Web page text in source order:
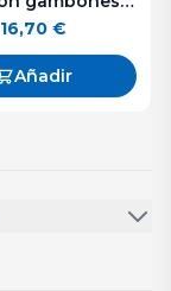
16,70 €
Añadir